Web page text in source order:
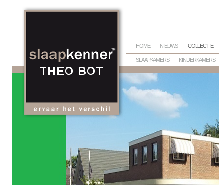
HOME NIEUWS COLLECTIE
SLAAPKAMERS KINDERKAMERS
BEDTEXTIEL